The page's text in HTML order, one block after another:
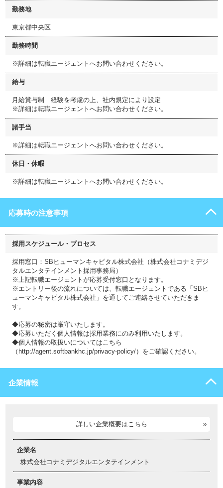
勤務地
東京都中央区
勤務時間
※詳細は転職エージェントへお問い合わせください。
給与
月給賞与制 経験を考慮の上、社内規定により設定
※詳細は転職エージェントへお問い合わせください。
諸手当
※詳細は転職エージェントへお問い合わせください。
休日・休暇
※詳細は転職エージェントへお問い合わせください。
応募時の注意事項
採用スケジュール・プロセス
採用窓口：SBヒューマンキャピタル株式会社（株式会社コナミデジ
タルエンタテインメント採用事務局）
※上記転職エージェントが応募受付窓口となります。
※エントリー後の流れについては、転職エージェントである「SBヒ
ューマンキャピタル株式会社」を通してご連絡させていただきま
す。
◆応募の秘密は厳守いたします。
◆応募いただく個人情報は採用業務にのみ利用いたします。
◆個人情報の取扱いについてはこちら
（http://agent.softbankhc.jp/privacy-policy/）をご確認ください。
企業情報
詳しい企業概要はこちら
企業名
株式会社コナミデジタルエンタテインメント
事業内容